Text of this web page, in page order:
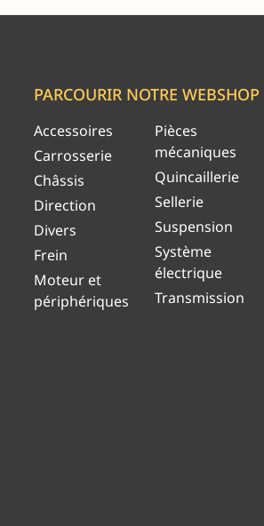
PARCOURIR NOTRE WEBSHOP
Accessoires
Carrosserie
Châssis
Direction
Divers
Frein
Moteur et
périphériques
Pièces
mécaniques
Quincaillerie
Sellerie
Suspension
Système
électrique
Transmission